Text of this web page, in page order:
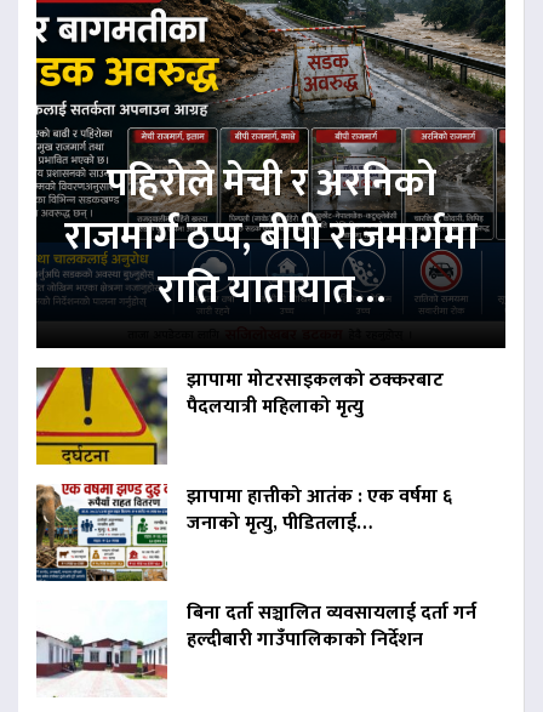
पहिरोले मेची र अरनिको
राजमार्ग ठप्प, बीपी राजमार्गमा
राति यातायात…
झापामा मोटरसाइकलको ठक्करबाट
पैदलयात्री महिलाको मृत्यु
झापामा हात्तीको आतंक : एक वर्षमा ६
जनाको मृत्यु, पीडितलाई…
बिना दर्ता सञ्चालित व्यवसायलाई दर्ता गर्न
हल्दीबारी गाउँपालिकाको निर्देशन